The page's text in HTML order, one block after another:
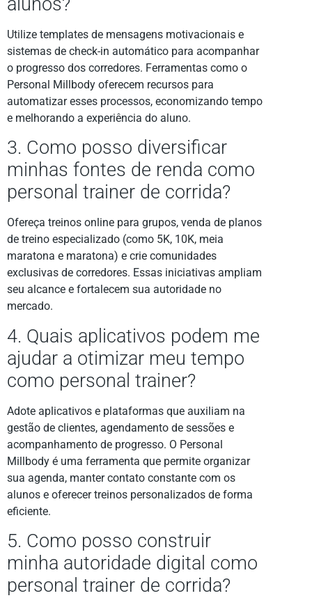
Utilize templates de mensagens motivacionais e
sistemas de check-in automático para acompanhar
o progresso dos corredores. Ferramentas como o
Personal Millbody oferecem recursos para
automatizar esses processos, economizando tempo
e melhorando a experiência do aluno.
3. Como posso diversificar
minhas fontes de renda como
personal trainer de corrida?
Ofereça treinos online para grupos, venda de planos
de treino especializado (como 5K, 10K, meia
maratona e maratona) e crie comunidades
exclusivas de corredores. Essas iniciativas ampliam
seu alcance e fortalecem sua autoridade no
mercado.
4. Quais aplicativos podem me
ajudar a otimizar meu tempo
como personal trainer?
Adote aplicativos e plataformas que auxiliam na
gestão de clientes, agendamento de sessões e
acompanhamento de progresso. O Personal
Millbody é uma ferramenta que permite organizar
sua agenda, manter contato constante com os
alunos e oferecer treinos personalizados de forma
eficiente.
5. Como posso construir
minha autoridade digital como
personal trainer de corrida?